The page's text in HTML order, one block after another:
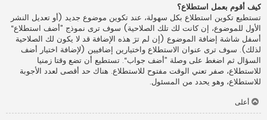
كيف أقوم بعمل استطلاع؟
تستطيع تكوين استطلاع بكل سهولة، عند تكوين موضوع جديد (أو تعديل النشر
الأول للموضوع، إن كانت لك تلك الصلاحية) سوف ترى نموذج ”أضف استطلاع“
أسفل شاشة إضافة الموضوع (إن لم ترَ هذه الإضافة قد لا يكون لك الصلاحية
لذلك). سوف ترى عنوان الاستطلاع واختيارين إضافيين (لإضافة اختيار أضف
السؤال ثم اضغط على وصلة ”أضف جواب“. تستطيع أن تضع وقتا زمنيا
للاستطلاع، صفر تعني الوقت مفتوح للاستطلاع. هناك حد أقصى لعدد الأجوبة
للاستطلاع، وهو يحدد من المسئول.
أعلى